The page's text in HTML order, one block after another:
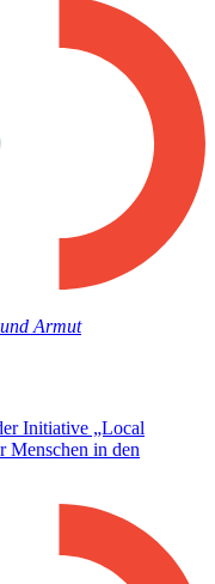
Armut
Initiative „Local
Menschen in den